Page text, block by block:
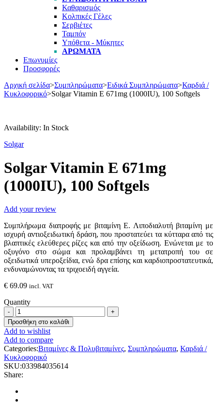
Καθαρισμός
Κολπικές Γέλες
Σερβιέτες
Ταμπόν
Υπόθετα - Μύκητες
ΑΡΏΜΑΤΑ
Επωνυμίες
Προσφορές
Αρχική σελίδα>Συμπληρώματα>Ειδικά Συμπληρώματα>Καρδιά /
Κυκλοφορικό>Solgar Vitamin E 671mg (1000IU), 100 Softgels
Availability: In Stock
Solgar
Solgar Vitamin E 671mg
(1000IU), 100 Softgels
Add your review
Συμπλήρωμα διατροφής με βιταμίνη Ε. Λιποδιαλυτή βιταμίνη με
ισχυρή αντιοξειδωτική δράση, που προστατεύει τα κύτταρα από τις
βλαπτικές ελεύθερες ρίζες και από την οξείδωση. Ενώνεται με το
οξυγόνο στο σώμα και προλαμβάνει τη μετατροπή του σε
οξειδωτικά υπεροξείδια, ενώ δρα επίσης και καρδιοπροστατευτικά,
ενδυναμώνοντας τα τριχοειδή αγγεία.
€ 69.09 incl. VAT
Quantity
Solgar
Vitamin
E
671mg
(1000IU),
100
Softgels
quantity
Προσθήκη στο καλάθι
Add to wishlist
Add to compare
Categories:Βιταμίνες & Πολυβιταμίνες, Συμπληρώματα, Καρδιά /
Κυκλοφορικό
SKU:033984035614
Share: